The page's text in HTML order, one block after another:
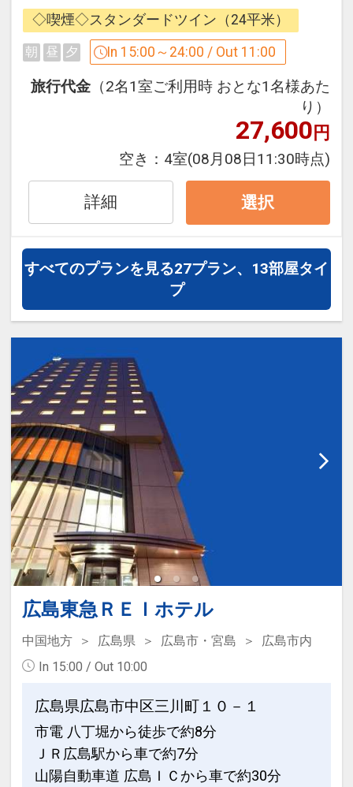
・広島城 … 徒歩約5分
・ひろしま美術館 … 徒歩すぐ
・広島グリーンアリーナ（広島県立総合
体育館）… 徒歩約5分
・縮景園、広島県立美術館 … 徒歩約15分
・MAZDA Zoom-Zoom スタジアム広島
… ホテルよりバスにて約20分
・広島エディオンスタジアム
… ホテルよりアストラムライン「県庁
前」駅乗車約30分、広域公園前」下車、
設定期間：2023年4月24日～2027年5月
インターネットコース番号：DP-2-
200000024563
着）隣接という
分かりやすい抜群の立地で、迷わず楽々
チェックイン。
皆様の貴重な時間をしっかりとサポート
いたします。
・客室は全て14階、22平米以上
・バスルームには、女性に嬉しい拡大鏡
・ズボンプレッサー、加湿空気清浄機完
備
■アクセス■
・広島バスセンター（広島空港リムジン
バス発着）すぐ隣！
15分→「紙屋町西」電停下車、徒歩2分
・タクシーで8分
■周辺施設■
・平和記念公園、原爆ドーム … 徒歩約5
分
・広島城 … 徒歩約5分
・ひろしま美術館 … 徒歩すぐ
・広島グリーンアリーナ（広島県立総合
体育館）… 徒歩約5分
・縮景園、広島県立美術館 … 徒歩約15
分
・MAZDA Zoom-Zoom スタジアム広島
・広島エディオンスタジアム
… ホテルよりアストラムライン「県庁
徒歩10分
設定期間：2023年4月24日～2027年5月
31日
◇喫煙◇スタンダードツイン（24平米）
朝 昼 夕 In 15:00～24:00 / Out 11:00
旅行代金 （2名1室ご利用時 おとな1名様あた
り）
27,600円
空き： 4室(08月08日11:30時点)
詳細 選択
すべてのプランを見る27プラン、13部屋タイ
プ
広島東急ＲＥＩホテル
中国地方 広島県 広島市・宮島
広島市内
In 15:00 / Out 10:00
広島県広島市中区三川町１０－１
市電 八丁堀から徒歩で約8分
ＪＲ広島駅から車で約7分
山陽自動車道 広島ＩＣから車で約30分